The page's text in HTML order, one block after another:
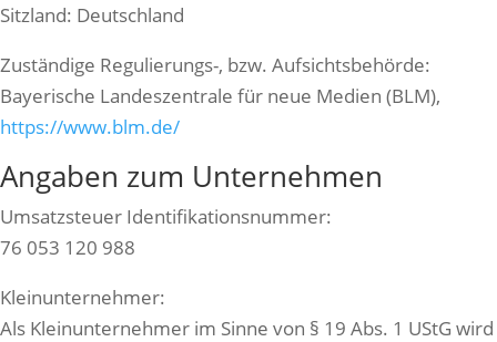
Sitzland: Deutschland
Zuständige Regulierungs-, bzw. Aufsichtsbehörde:
Bayerische Landeszentrale für neue Medien (BLM),
https://www.blm.de/
Angaben zum Unternehmen
Umsatzsteuer Identifikationsnummer:
76 053 120 988
Kleinunternehmer:
Als Kleinunternehmer im Sinne von § 19 Abs. 1 UStG wird